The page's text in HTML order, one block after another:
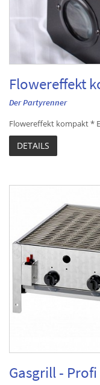
Flowereffekt
Der Partyrenner
Flowereffekt kompakt *
DETAILS
Gasgrill - Profi